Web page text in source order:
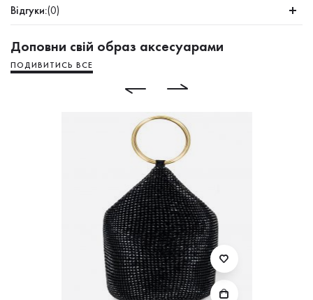
Відгуки:(0)
Доповни свій образ аксесуарами
ПОДИВИТИСЬ ВСЕ